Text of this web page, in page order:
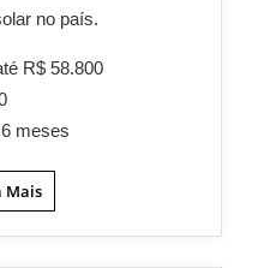
no país.
R$ 58.800
meses
Mais